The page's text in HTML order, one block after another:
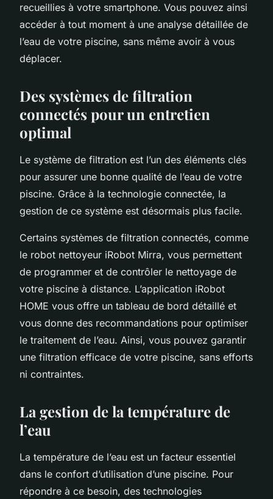
recueillies à votre smartphone. Vous pouvez ainsi
accéder à tout moment à une analyse détaillée de
l’eau de votre piscine, sans même avoir à vous
déplacer.
Des systèmes de filtration
connectés pour un entretien
optimal
Le système de filtration est l’un des éléments clés
pour assurer une bonne qualité de l’eau de votre
piscine. Grâce à la technologie connectée, la
gestion de ce système est désormais plus facile.
Certains systèmes de filtration connectés, comme
le robot nettoyeur iRobot Mirra, vous permettent
de programmer et de contrôler le nettoyage de
votre piscine à distance. L’application iRobot
HOME vous offre un tableau de bord détaillé et
vous donne des recommandations pour optimiser
le traitement de l’eau. Ainsi, vous pouvez garantir
une filtration efficace de votre piscine, sans efforts
ni contraintes.
La gestion de la température de
l’eau
La température de l’eau est un facteur essentiel
dans le confort d’utilisation d’une piscine. Pour
répondre à ce besoin, des technologies